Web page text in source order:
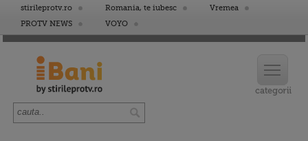
stirileprotv.ro Romania, te iubesc
Vremea
PROTV NEWS
VOYO